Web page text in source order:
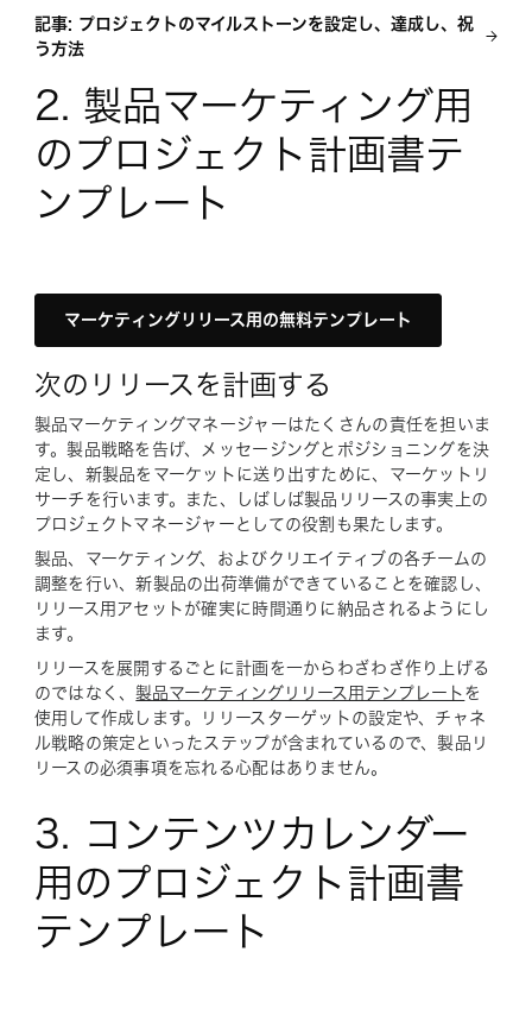
記事: プロジェクトのマイルストーンを設定し、達成し、祝
う方法
2. 製品マーケティング用
のプロジェクト計画書テ
ンプレート
マーケティングリリース用の無料テンプレート
次のリリースを計画する
製品マーケティングマネージャーはたくさんの責任を担いま
す。製品戦略を告げ、メッセージングとポジショニングを決
定し、新製品をマーケットに送り出すために、マーケットリ
サーチを行います。また、しばしば製品リリースの事実上の
プロジェクトマネージャーとしての役割も果たします。
製品、マーケティング、およびクリエイティブの各チームの
調整を行い、新製品の出荷準備ができていることを確認し、
リリース用アセットが確実に時間通りに納品されるようにし
ます。
リリースを展開するごとに計画を一からわざわざ作り上げる
のではなく、製品マーケティングリリース用テンプレート を
使用して作成します。リリースターゲットの設定や、チャネ
ル戦略の策定といったステップが含まれているので、製品リ
リースの必須事項を忘れる心配はありません。
3. コンテンツカレンダー
用のプロジェクト計画書
テンプレート